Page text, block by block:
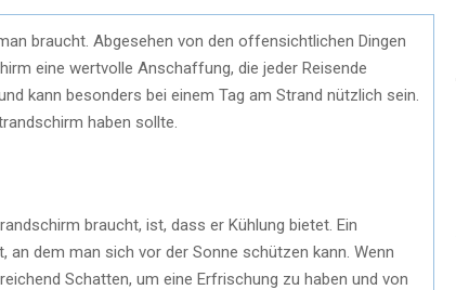
braucht. Abgesehen von den offensichtlichen Dingen
eine wertvolle Anschaffung, die jeder Reisende
kann besonders bei einem Tag am Strand nützlich sein.
haben sollte.
braucht, ist, dass er Kühlung bietet. Ein
dem man sich vor der Sonne schützen kann. Wenn
Schatten, um eine Erfrischung zu haben und von